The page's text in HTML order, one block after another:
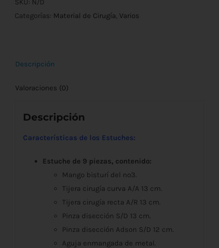
Completo
SKU: N/D
Categorías: Material de Cirugía, Varios
Descripción
Valoraciones (0)
Descripción
Características de los Estuches:
Estuche de 9 piezas, contenido:
Mango bisturí del nº3.
Tijera cirugía curva A/A 13 cm.
Tijera cirugía recta A/R 13 cm.
Pinza disección S/D 13 cm.
Pinza disección Adson S/D 12 cm.
Aguja enmangada de metal.